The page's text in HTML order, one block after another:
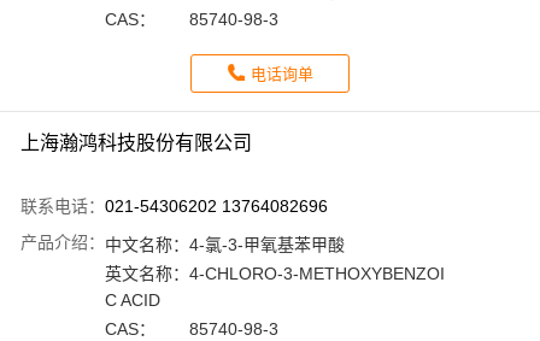
CAS：
85740-98-3
电话询单
上海瀚鸿科技股份有限公司
联系电话： 021-54306202 13764082696
产品介绍： 中文名称： 4-氯-3-甲氧基苯甲酸
英文名称： 4-CHLORO-3-METHOXYBENZOI
C ACID
CAS：
85740-98-3